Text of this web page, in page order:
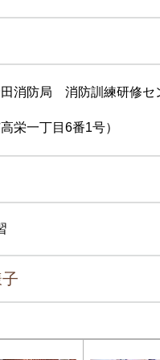
消防局 消防訓練研修セ
栄一丁目6番1号）